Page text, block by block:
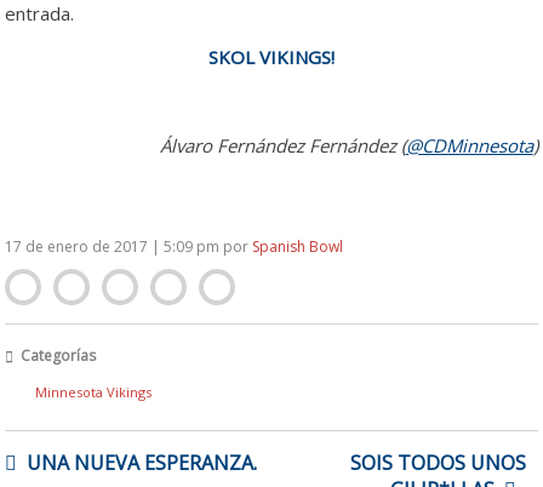
entrada.
SKOL VIKINGS!
Álvaro Fernández Fernández (@CDMinnesota)
17 de enero de 2017 | 5:09 pm por Spanish Bowl
Categorías
Minnesota Vikings
NAVEGACIÓN
DEUNA NUEVA ESPERANZA.
SOIS TODOS UNOS